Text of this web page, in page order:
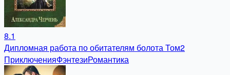
8.1
Дипломная работа по обитателям болота Том2
ПриключенияФэнтезиРомантика